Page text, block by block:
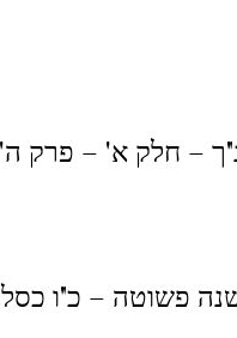
– חלק א' – פרק
פשוטה – כ"ו